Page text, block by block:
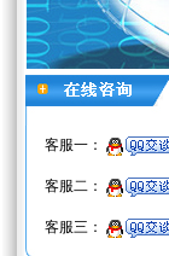
客服一：
客服二：
客服三：